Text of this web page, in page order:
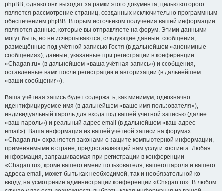
phpBB, однако они выходят за рамки этого документа, целью которого
является рассмотрение страниц, созданных исключительно программным
обеспечением phpBB. Вторым источником получения вашей информации
являются данные, которые вы отправляете на форум. Этими данными
могут быть, но не исчерпываются, следующие данные: сообщения,
размещённые под учётной записью Гостя (в дальнейшем «анонимные
сообщения»), данные, указанные при регистрации в конференции
«Chagan.ru» (в дальнейшем «ваша учётная запись») и сообщения,
оставленные вами после регистрации и авторизации (в дальнейшем
«ваши сообщения»).
Ваша учётная запись будет содержать, как минимум, однозначно
идентифицируемое имя (в дальнейшем «ваше имя пользователя»),
индивидуальный пароль для входа под вашей учётной записью (далее
«ваш пароль») и реальный адрес email (в дальнейшем «ваш адрес
email»). Ваша информация из вашей учётной записи на форумах
«Chagan.ru» охраняется законами о защите компьютерной информации,
применяемыми в стране, предоставляющей нам услуги хостинга. Любая
информация, запрашиваемая при регистрации в конференции
«Chagan.ru», кроме вашего имени пользователя, вашего пароля и вашего
адреса email, может быть как необходимой, так и необязательной ко
вводу, на усмотрение администрации конференции «Chagan.ru». В любом